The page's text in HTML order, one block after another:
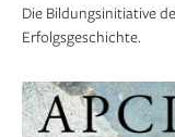
Die Bildungsinitiative
Erfolgsgeschichte.